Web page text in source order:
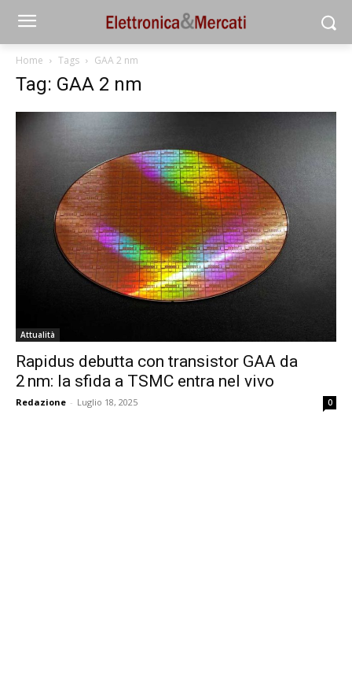
Home Tags GAA 2 nm
Tag: GAA 2 nm
Attualità
Rapidus debutta con transistor GAA da
2 nm: la sfida a TSMC entra nel vivo
Redazione - Luglio 18, 2025 0